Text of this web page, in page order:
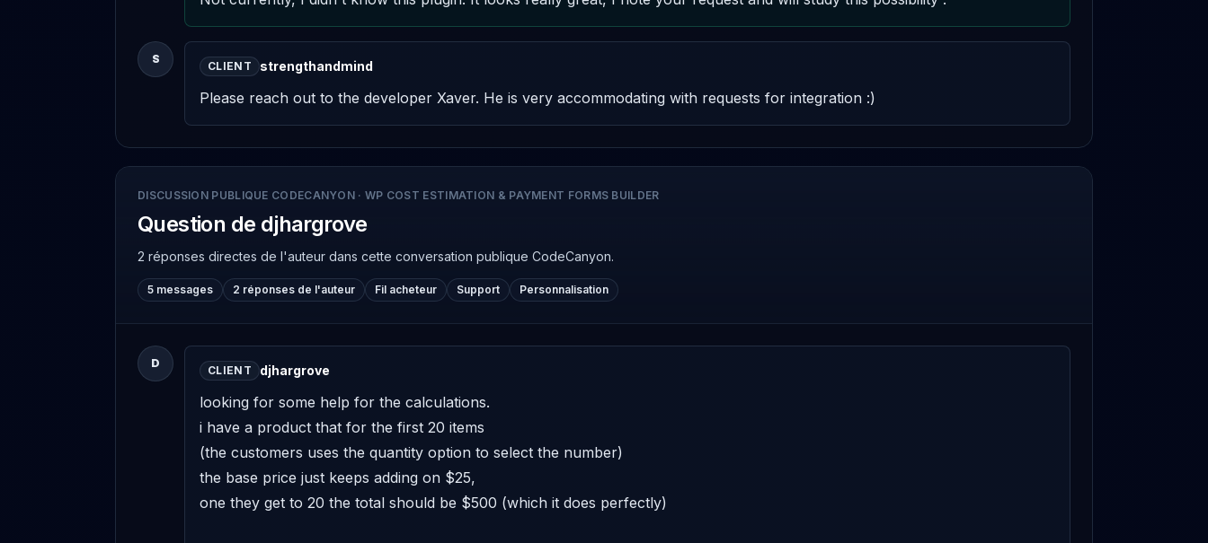
S
CLIENT strengthandmind
Please reach out to the developer Xaver. He is very accommodating with requests for integration :)
DISCUSSION PUBLIQUE CODECANYON · WP COST ESTIMATION & PAYMENT FORMS BUILDER
Question de djhargrove
2 réponses directes de l'auteur dans cette conversation publique CodeCanyon.
5 messages 2 réponses de l'auteur Fil acheteur Support Personnalisation
D
CLIENT djhargrove
looking for some help for the calculations.
i have a product that for the first 20 items
(the customers uses the quantity option to select the number)
the base price just keeps adding on $25,
one they get to 20 the total should be $500 (which it does perfectly)